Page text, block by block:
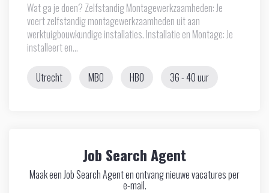
Wat ga je doen? Zelfstandig Montagewerkzaamheden: Je
voert zelfstandig montagewerkzaamheden uit aan
werktuigbouwkundige installaties. Installatie en Montage: Je
installeert en...
Utrecht MBO HBO 36 - 40 uur
Job Search Agent
Maak een Job Search Agent en ontvang nieuwe vacatures per
e-mail.